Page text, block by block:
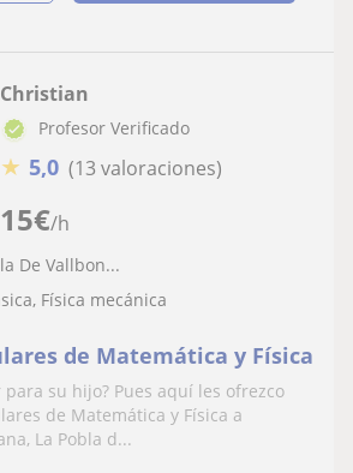
15€/h
Christian
Profesor Verificado
★ 5,0 (13 valoraciones)
De Vallbon...
Física mecánica
de Matemática y Física
su hijo? Pues aquí les ofrezco
de Matemática y Física a
La Pobla d...